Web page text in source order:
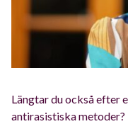
Längtar du också efter
antirasistiska